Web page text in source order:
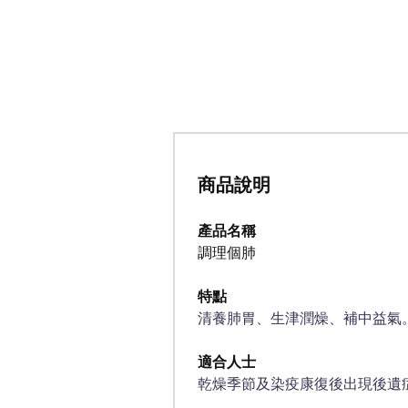
商品說明
產品名稱
調理個肺
特點
清養肺胃、生津潤燥、補中益氣。
適合人士
乾燥季節及染疫康復後出現後遺